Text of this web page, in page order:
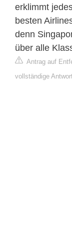
erklimmt
besten
denn
über alle
Antrag auf
vollständige